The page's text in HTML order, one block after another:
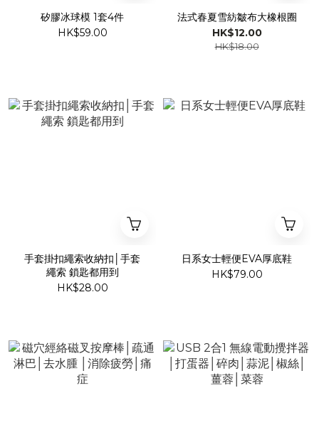
矽膠冰球模 1套4件
HK$59.00
法式春夏雪紡皺布大橡根圈
HK$12.00
HK$18.00
手套掛扣繩索收納扣│手套
繩索 鎖匙都用到
HK$28.00
日系女士輕便EVA厚底鞋
HK$79.00